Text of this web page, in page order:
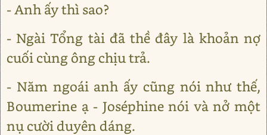
- Anh ấy thì sao?
- Ngài Tổng tài đã thề đây là khoản nợ
cuối cùng ông chịu trả.
- Năm ngoái anh ấy cũng nói như thế,
Boumerine ạ - Joséphine nói và nở một
nụ cười duyên dáng.